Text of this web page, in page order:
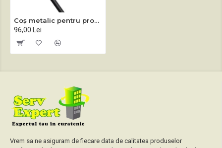
Coș metalic pentru produse curățenie
96,00 Lei
Vrem sa ne asiguram de fiecare data de calitatea produselor